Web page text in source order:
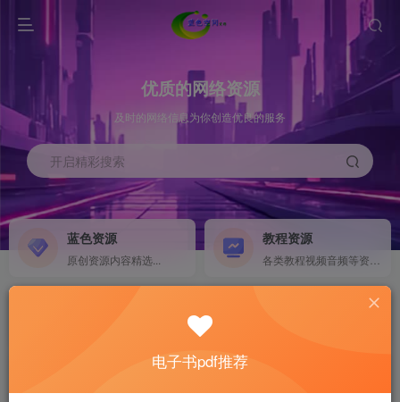
优质的网络资源
及时的网络信息为你创造优良的服务
开启精彩搜索
蓝色资源
原创资源内容精选...
教程资源
计算机 移动设备 软件下载....
电子书籍下载...
电子书pdf推荐